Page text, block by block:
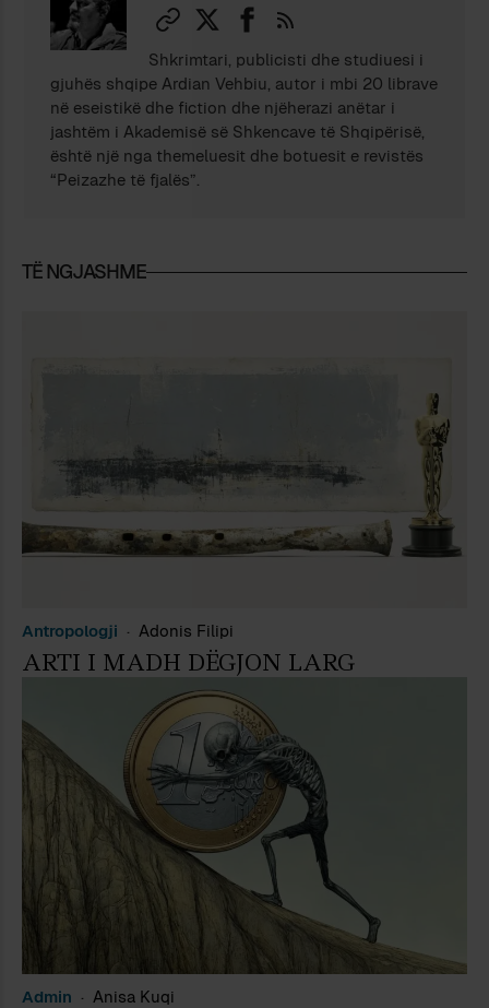
Shkrimtari, publicisti dhe studiuesi i
gjuhës shqipe Ardian Vehbiu, autor i mbi 20 librave
në eseistikë dhe fiction dhe njëherazi anëtar i
jashtëm i Akademisë së Shkencave të Shqipërisë,
është një nga themeluesit dhe botuesit e revistës
“Peizazhe të fjalës”.
TË NGJASHME
Antropologji Adonis Filipi
ARTI I MADH DËGJON LARG
Admin Anisa Kuqi